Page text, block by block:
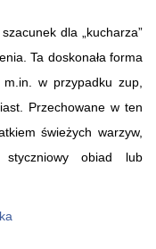
dla „kucharza”
Ta doskonała forma
w przypadku zup,
Przechowane w ten
świeżych warzyw,
obiad lub